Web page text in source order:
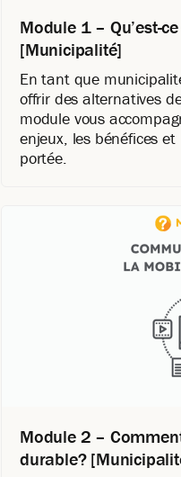
Module 1 – Qu’est-
[Municipalité]
En tant que
offrir des alternatives
module vous
enjeux, les bénéfices
portée.
Module 2 –
durable?